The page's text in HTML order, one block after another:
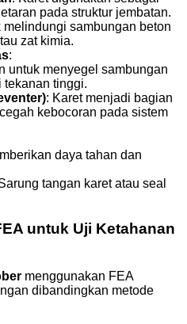
pada struktur jembatan.
melindungi sambungan beton
zat kimia.
:
untuk menyegel sambungan
tekanan tinggi.
: Karet menjadi bagian
kebocoran pada sistem
daya tahan dan
tangan karet atau seal
untuk Uji Ketahanan
menggunakan FEA
dibandingkan metode